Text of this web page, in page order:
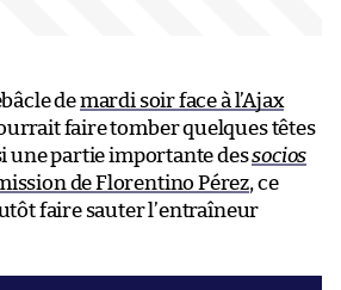
demardi soir face à l’Ajax
faire tomber quelques têtes
une partie importante dessocios
de Florentino Pérez, ce
faire sauter l’entraîneur